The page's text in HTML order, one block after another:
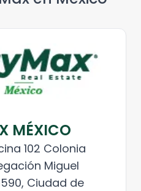
MÉXICO
102 Colonia
Miguel
Ciudad de